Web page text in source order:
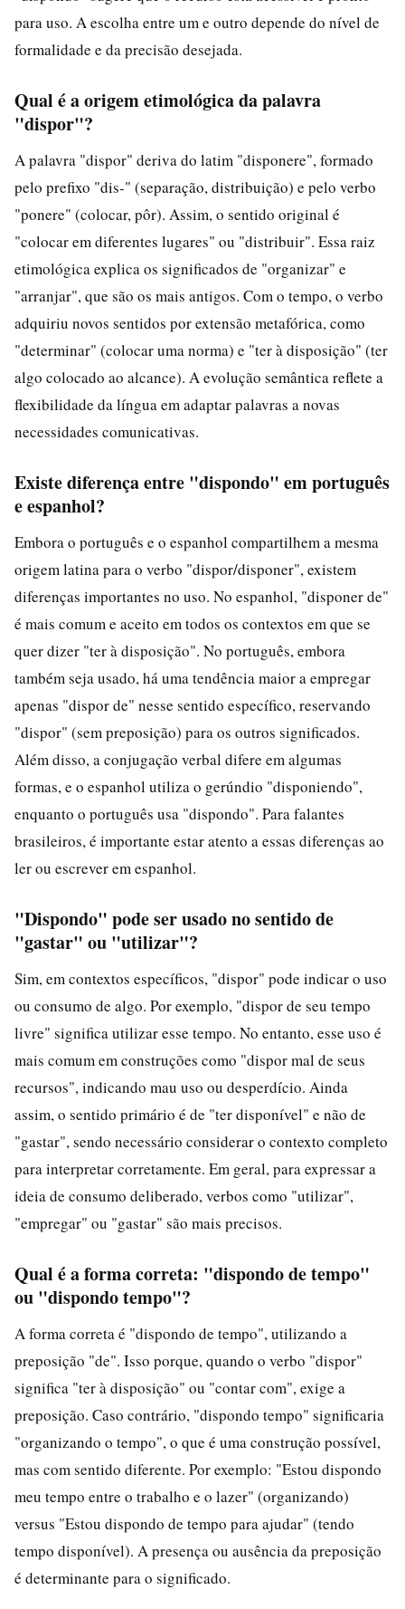
para uso. A escolha entre um e outro depende do nível de
formalidade e da precisão desejada.
Qual é a origem etimológica da palavra
"dispor"?
A palavra "dispor" deriva do latim "disponere", formado
pelo prefixo "dis-" (separação, distribuição) e pelo verbo
"ponere" (colocar, pôr). Assim, o sentido original é
"colocar em diferentes lugares" ou "distribuir". Essa raiz
etimológica explica os significados de "organizar" e
"arranjar", que são os mais antigos. Com o tempo, o verbo
adquiriu novos sentidos por extensão metafórica, como
"determinar" (colocar uma norma) e "ter à disposição" (ter
algo colocado ao alcance). A evolução semântica reflete a
flexibilidade da língua em adaptar palavras a novas
necessidades comunicativas.
Existe diferença entre "dispondo" em português
e espanhol?
Embora o português e o espanhol compartilhem a mesma
origem latina para o verbo "dispor/disponer", existem
diferenças importantes no uso. No espanhol, "disponer de"
é mais comum e aceito em todos os contextos em que se
quer dizer "ter à disposição". No português, embora
também seja usado, há uma tendência maior a empregar
apenas "dispor de" nesse sentido específico, reservando
"dispor" (sem preposição) para os outros significados.
Além disso, a conjugação verbal difere em algumas
formas, e o espanhol utiliza o gerúndio "disponiendo",
enquanto o português usa "dispondo". Para falantes
brasileiros, é importante estar atento a essas diferenças ao
ler ou escrever em espanhol.
"Dispondo" pode ser usado no sentido de
"gastar" ou "utilizar"?
Sim, em contextos específicos, "dispor" pode indicar o uso
ou consumo de algo. Por exemplo, "dispor de seu tempo
livre" significa utilizar esse tempo. No entanto, esse uso é
mais comum em construções como "dispor mal de seus
recursos", indicando mau uso ou desperdício. Ainda
assim, o sentido primário é de "ter disponível" e não de
"gastar", sendo necessário considerar o contexto completo
para interpretar corretamente. Em geral, para expressar a
ideia de consumo deliberado, verbos como "utilizar",
"empregar" ou "gastar" são mais precisos.
Qual é a forma correta: "dispondo de tempo"
ou "dispondo tempo"?
A forma correta é "dispondo de tempo", utilizando a
preposição "de". Isso porque, quando o verbo "dispor"
significa "ter à disposição" ou "contar com", exige a
preposição. Caso contrário, "dispondo tempo" significaria
"organizando o tempo", o que é uma construção possível,
mas com sentido diferente. Por exemplo: "Estou dispondo
meu tempo entre o trabalho e o lazer" (organizando)
versus "Estou dispondo de tempo para ajudar" (tendo
tempo disponível). A presença ou ausência da preposição
é determinante para o significado.